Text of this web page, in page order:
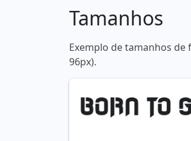
Tamanhos
Exemplo de tamanhos de
96px).